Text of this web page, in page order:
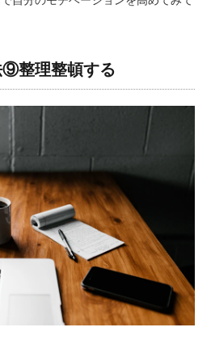
⑨整理整頓する